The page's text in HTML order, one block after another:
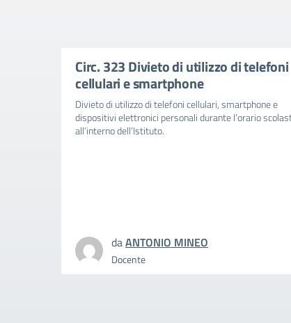
Circ. 323 Divieto di utilizzo di telefoni
cellulari e smartphone
Divieto di utilizzo di telefoni cellulari, smartphone e
dispositivi elettronici personali durante l’orario
all’interno dell’Istituto.
daANTONIO MINEO
Docente